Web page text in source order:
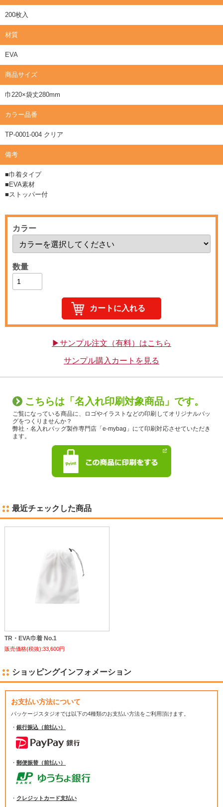
200枚入
材質
EVA
商品サイズ
巾220×袋丈280mm
カラー品番
TP-0001-004 クリア
備考
■巾着タイプ
■EVA素材
■ストッパー付
カラー
数量
▶サンプル注文（有料）はこちら
サンプル購入カートを見る
こちらは「名入れ印刷対象商品」です。
ご覧になっている商品に、ロゴやイラストなどの印刷してオリジナルバッ
グをつくりませんか？
弊社・名入れバッグ製作専門店「e-mybag」にて印刷対応させていただき
ます。
最近チェックした商品
TR・EVA巾着 No.1
販売価格(税抜):33,600円
ショッピングインフォメーション
お支払い方法について
パッケージスタジオでは以下の4種類のお支払い方法をご利用頂けます。
・ 銀行振込（前払い）
・ 郵便振替（前払い）
・ クレジットカード支払い